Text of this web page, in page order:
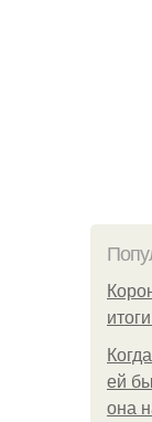
ей
она